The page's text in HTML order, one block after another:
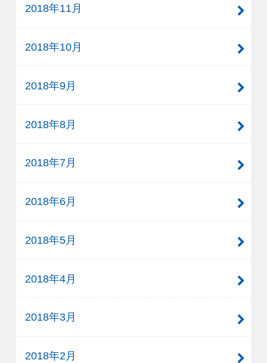
2018年11月
2018年10月
2018年9月
2018年8月
2018年7月
2018年6月
2018年5月
2018年4月
2018年3月
2018年2月